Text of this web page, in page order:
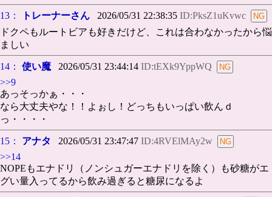
13： トレーナーさん 2026/05/31 22:38:35 ID:PksZ1uKvwc
ドクペもルートビアも好きだけど、これは合わなかったから悩
ましい
14： 使い魔 2026/05/31 23:44:14 ID:tEXk9YppWQ
>>9
あっそっかぁ・・・
なら大丈夫やな！！よぉし！どっちもいっぱい飲んｄ
っ・・・・
15： アナタ 2026/05/31 23:47:47 ID:4RVElMAy2w
>>14
NOPEもエナドリ（ノンシュガーエナドリを除く）も砂糖がエ
グい量入ってるから飲み過ぎると糖尿になるよ